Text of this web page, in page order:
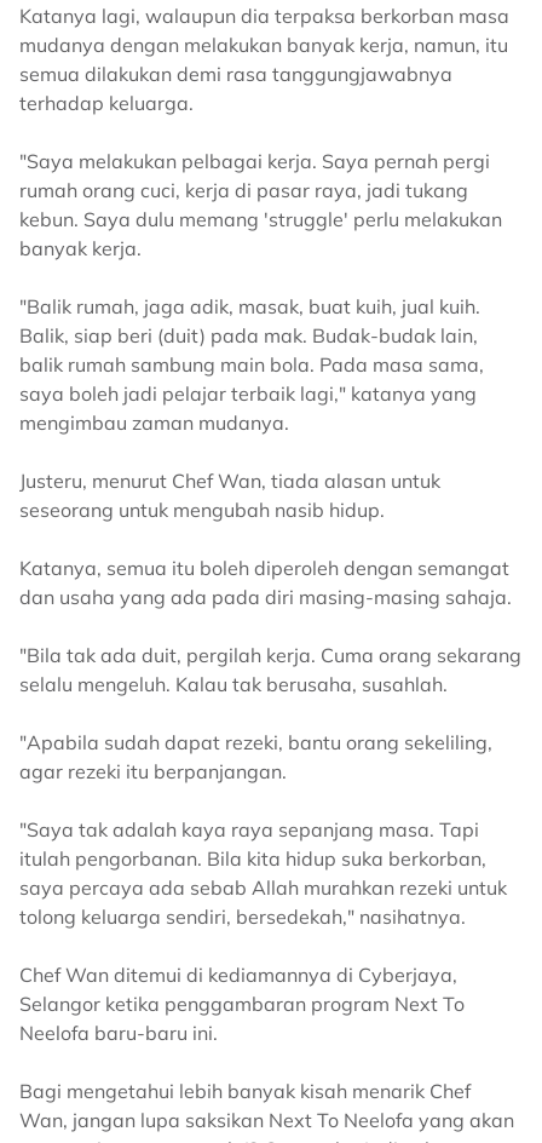
Katanya lagi, walaupun dia terpaksa berkorban masa
mudanya dengan melakukan banyak kerja, namun, itu
semua dilakukan demi rasa tanggungjawabnya
terhadap keluarga.
"Saya melakukan pelbagai kerja. Saya pernah pergi
rumah orang cuci, kerja di pasar raya, jadi tukang
kebun. Saya dulu memang 'struggle' perlu melakukan
banyak kerja.
"Balik rumah, jaga adik, masak, buat kuih, jual kuih.
Balik, siap beri (duit) pada mak. Budak-budak lain,
balik rumah sambung main bola. Pada masa sama,
saya boleh jadi pelajar terbaik lagi," katanya yang
mengimbau zaman mudanya.
Justeru, menurut Chef Wan, tiada alasan untuk
seseorang untuk mengubah nasib hidup.
Katanya, semua itu boleh diperoleh dengan semangat
dan usaha yang ada pada diri masing-masing sahaja.
"Bila tak ada duit, pergilah kerja. Cuma orang sekarang
selalu mengeluh. Kalau tak berusaha, susahlah.
"Apabila sudah dapat rezeki, bantu orang sekeliling,
agar rezeki itu berpanjangan.
"Saya tak adalah kaya raya sepanjang masa. Tapi
itulah pengorbanan. Bila kita hidup suka berkorban,
saya percaya ada sebab Allah murahkan rezeki untuk
tolong keluarga sendiri, bersedekah," nasihatnya.
Chef Wan ditemui di kediamannya di Cyberjaya,
Selangor ketika penggambaran program Next To
Neelofa baru-baru ini.
Bagi mengetahui lebih banyak kisah menarik Chef
Wan, jangan lupa saksikan Next To Neelofa yang akan